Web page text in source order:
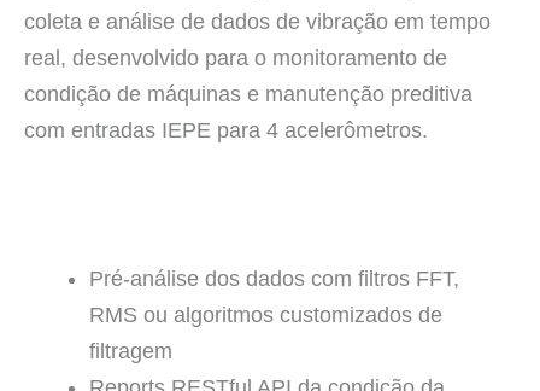
coleta e análise de dados de vibração em tempo
real, desenvolvido para o monitoramento de
condição de máquinas e manutenção preditiva
com entradas IEPE para 4 acelerômetros.
Pré-análise dos dados com filtros FFT,
RMS ou algoritmos customizados de
filtragem